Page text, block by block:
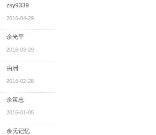
zsy9339
2016-04-29
余光平
2016-03-29
由洲
2016-02-28
余策忠
2016-01-05
余氏记忆